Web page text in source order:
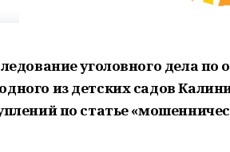
уголовного дела по
из детских садов
по статье